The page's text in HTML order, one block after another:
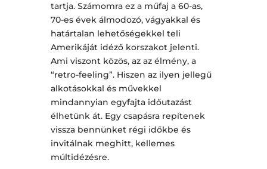
tartja. Számomra ez a műfaj a 60-as,
70-es évek álmodozó, vágyakkal és
határtalan lehetőségekkel teli
Amerikáját idéző korszakot jelenti.
Ami viszont közös, az az élmény, a
“retro-feeling”. Hiszen az ilyen jellegű
alkotásokkal és művekkel
mindannyian egyfajta időutazást
élhetünk át. Egy csapásra repítenek
vissza bennünket régi időkbe és
invitálnak meghitt, kellemes
múltidézésre.